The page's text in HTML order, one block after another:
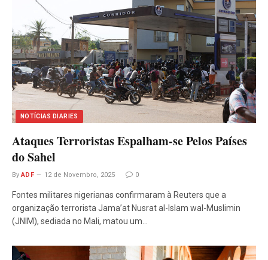
NOTÍCIAS DIARIES
Ataques Terroristas Espalham-se Pelos Países
do Sahel
By ADF 12 de Novembro, 2025 0
Fontes militares nigerianas confirmaram à Reuters que a
organização terrorista Jama’at Nusrat al-Islam wal-Muslimin
(JNIM), sediada no Mali, matou um…